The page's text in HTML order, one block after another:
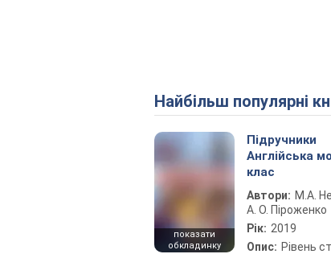
Найбільш популярні
показати
обкладинку
Підручники
Англійська
клас
Автори: М.А.
А. О. Піроженко
Рік: 2019
Опис: Рівень